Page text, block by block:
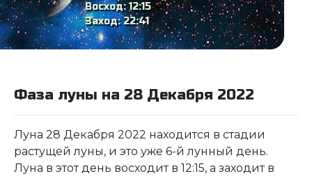
Восход:12:15
Заход:22:41
Фаза луны на 28 Декабря 2022
Луна 28 Декабря 2022 находится в стадии
растущей луны, и это уже 6-й лунный день.
Луна в этот день восходит в 12:15, а заходит в